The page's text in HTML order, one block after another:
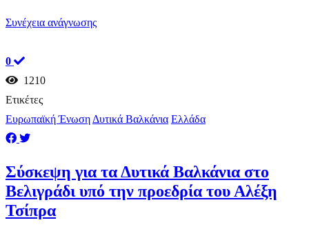
Συνέχεια ανάγνωσης
0
1210
Ετικέτες
Ευρωπαϊκή Ένωση Δυτικά Βαλκάνια Ελλάδα
Σύσκεψη για τα Δυτικά Βαλκάνια στο
Βελιγράδι υπό την προεδρία του Αλέξη
Τσίπρα